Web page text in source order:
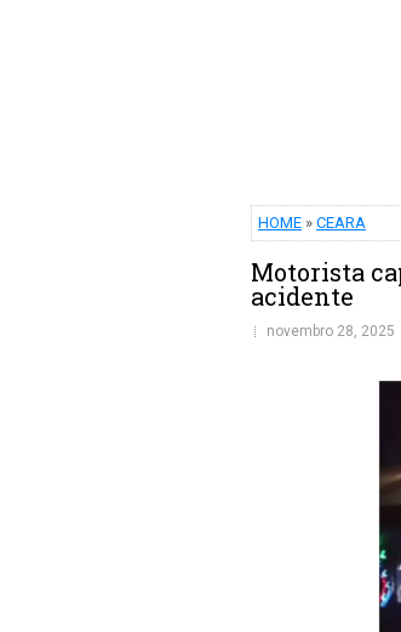
HOME » CEARA
Motorista
acidente
novembro 28, 2025